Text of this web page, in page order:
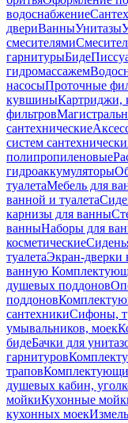
водоснабжение
двериВанныУнитазы
смесителями
гарнитурыБиде
гидромассажем
насосыПроточные
кувшиныКартриджи,
фильтров
сантехнические
систем
полипропиленовые
гидроаккумуляторы
туалетаМебель для
ванной и туалета
карнизы для ванны
ванныНаборы для
косметические
туалетаЭкран-дверки
ванную
душевых поддонов
поддонов
сантехникиСифоны,
умывальников, моек
бидеБачки для
гарнитуров
трапов
душевых кабин,
мойкиКухонные
кухонных моек